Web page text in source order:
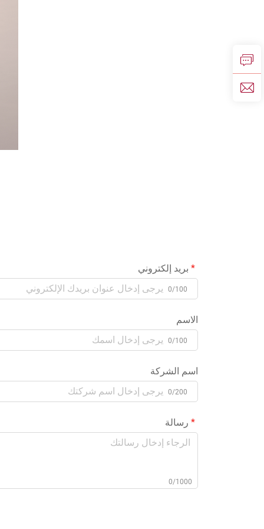
بريد إلكتروني
0/100
الاسم
0/100
اسم الشركة
0/200
رسالة
0/1000